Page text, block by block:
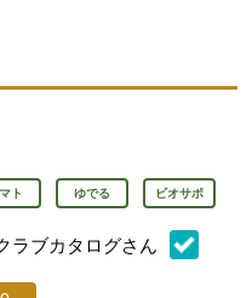
ト ゆでる ビオサポ
ラブカタログさん